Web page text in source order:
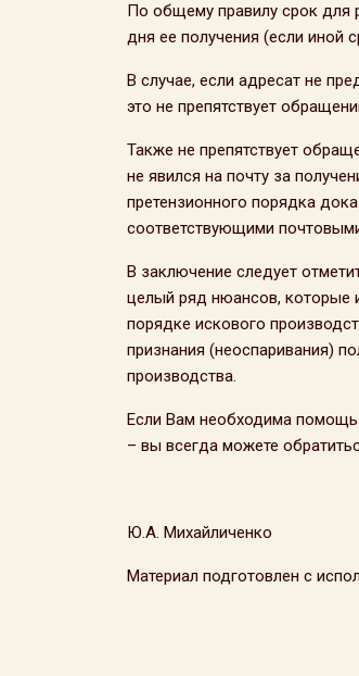
По общему правилу срок для
дня ее получения (если иной
В случае, если адресат не
это не препятствует
Также не препятствует
не явился на почту за
претензионного порядка
соответствующими
В заключение следует
целый ряд нюансов, которые
порядке искового
признания (неоспаривания)
производства.
Если Вам необходима помощь
– вы всегда можете
Ю.А. Михайличенко
Материал подготовлен с